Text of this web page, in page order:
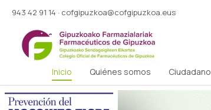
943 42 91 14 · cofgipuzkoa@cofgipuzkoa.eus
Inicio Quiénes somos Ciudadano